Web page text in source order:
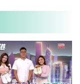
。
失中的『第
竿，那「香
情纪录。凭